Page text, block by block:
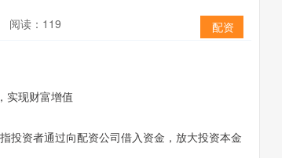
配资
阅读：119
投资者通过向配资公司借入资金，放大投资本金